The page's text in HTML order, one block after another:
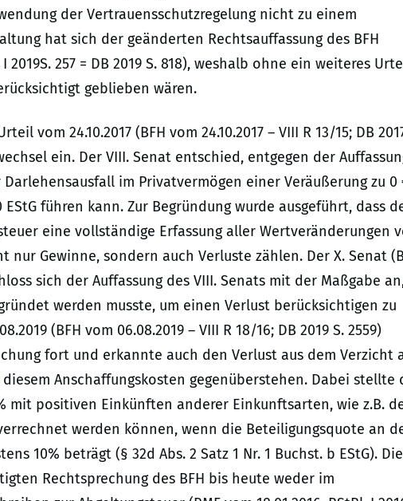
der Vertrauensschutzregelung nicht zu einem
hat sich der geänderten Rechtsauffassung des BFH
2019S. 257 = DB 2019 S. 818), weshalb ohne ein weiteres
geblieben wären.
vom 24.10.2017 (BFH vom 24.10.2017 – VIII R 13/15; DB
ein. Der VIII. Senat entschied, entgegen der
im Privatvermögen einer Veräußerung zu 0
führen kann. Zur Begründung wurde ausgeführt, dass
eine vollständige Erfassung aller Wertveränderungen
Gewinne, sondern auch Verluste zählen. Der X. Senat
sich der Auffassung des VIII. Senats mit der Maßgabe
werden musste, um einen Verlust berücksichtigen zu
(BFH vom 06.08.2019 – VIII R 18/16; DB 2019 S. 2559)
fort und erkannte auch den Verlust aus dem Verzicht
Anschaffungskosten gegenüberstehen. Dabei stellte
mit positiven Einkünften anderer Einkunftsarten, wie z.B.
werden können, wenn die Beteiligungsquote an
10% beträgt (§ 32d Abs. 2 Satz 1 Nr. 1 Buchst. b EStG). Die
Rechtsprechung des BFH bis heute weder im